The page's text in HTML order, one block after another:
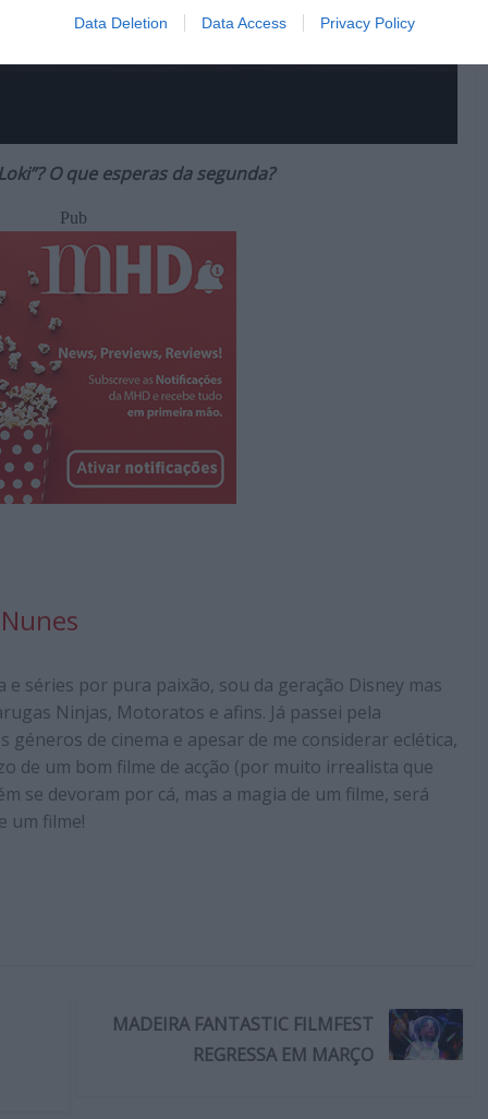
Data Deletion Data Access Privacy Policy
O que esperas da segunda?
Pub
e séries por pura paixão, sou da geração Disney mas
Ninjas, Motoratos e afins. Já passei pela
géneros de cinema e apesar de me considerar eclética,
de um bom filme de acção (por muito irrealista que
se devoram por cá, mas a magia de um filme, será
um filme!
MADEIRA FANTASTIC FILMFEST
REGRESSA EM MARÇO